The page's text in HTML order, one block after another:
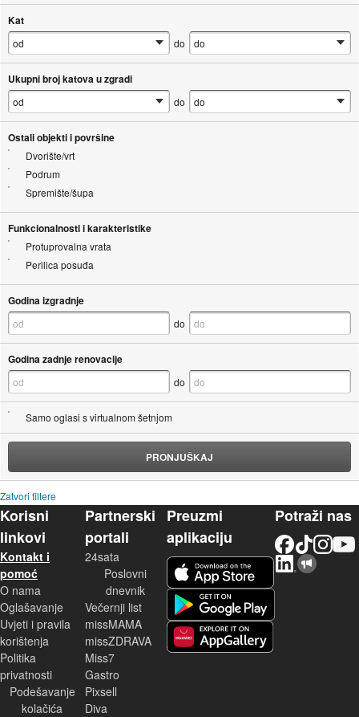
Kat
do
Ukupni broj katova u zgradi
do
Ostali objekti i površine
Dvorište/vrt
Podrum
Spremište/šupa
Funkcionalnosti i karakteristike
Protuprovalna vrata
Perilica posuđa
Godina izgradnje
do
Godina zadnje renovacije
do
Samo oglasi s virtualnom šetnjom
PRONJUŠKAJ
Zatvori filtere
Korisni
linkovi
Kontakt i
pomoć
O nama
Oglašavanje
Uvjeti i pravila
korištenja
Politika
privatnosti
Podešavanje
kolačića
Partnerski
portali
24sata
Poslovni
dnevnik
Večernji list
missMAMA
missZDRAVA
Miss7
Gastro
Pixsell
Diva
Preuzmi
aplikaciju
Potraži nas